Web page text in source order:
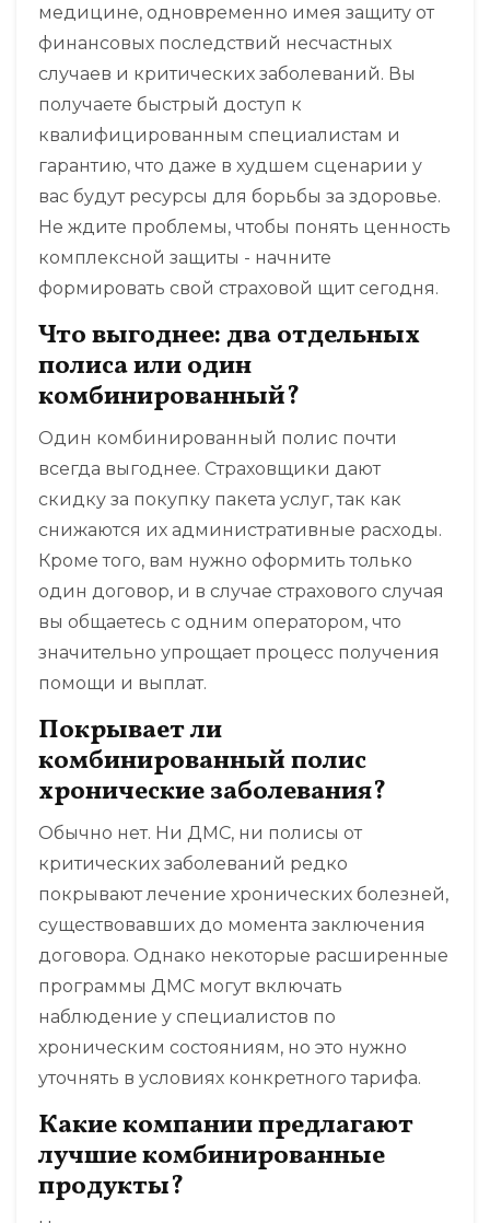
медицине, одновременно имея защиту от
финансовых последствий несчастных
случаев и критических заболеваний. Вы
получаете быстрый доступ к
квалифицированным специалистам и
гарантию, что даже в худшем сценарии у
вас будут ресурсы для борьбы за здоровье.
Не ждите проблемы, чтобы понять ценность
комплексной защиты - начните
формировать свой страховой щит сегодня.
Что выгоднее: два отдельных
полиса или один
комбинированный?
Один комбинированный полис почти
всегда выгоднее. Страховщики дают
скидку за покупку пакета услуг, так как
снижаются их административные расходы.
Кроме того, вам нужно оформить только
один договор, и в случае страхового случая
вы общаетесь с одним оператором, что
значительно упрощает процесс получения
помощи и выплат.
Покрывает ли
комбинированный полис
хронические заболевания?
Обычно нет. Ни ДМС, ни полисы от
критических заболеваний редко
покрывают лечение хронических болезней,
существовавших до момента заключения
договора. Однако некоторые расширенные
программы ДМС могут включать
наблюдение у специалистов по
хроническим состояниям, но это нужно
уточнять в условиях конкретного тарифа.
Какие компании предлагают
лучшие комбинированные
продукты?